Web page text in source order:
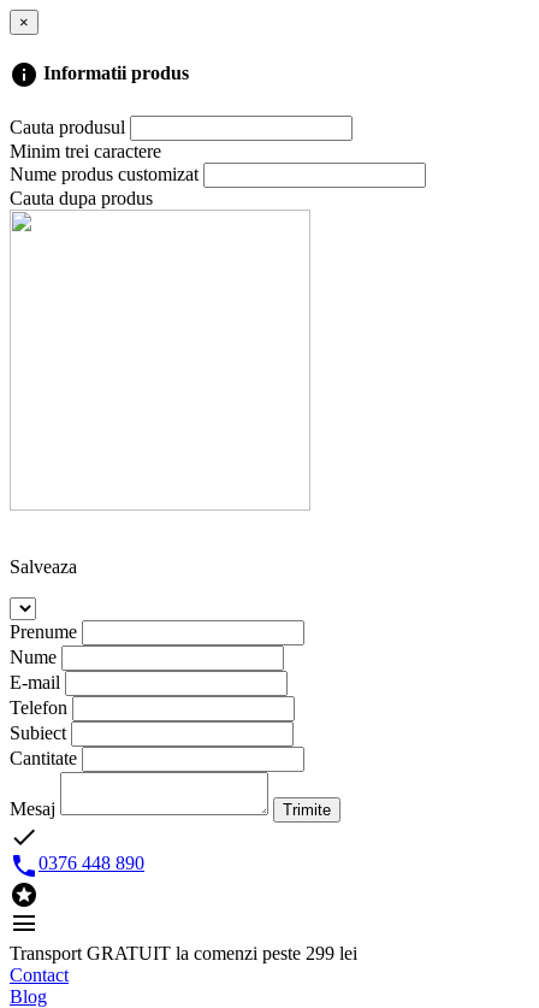
×
info Informatii produs
Cauta produsul
Minim trei caractere
Nume produs customizat
Cauta dupa produs
Salveaza
Prenume
Nume
E-mail
Telefon
Subiect
Cantitate
Mesaj Trimite
done
0376 448 890

menu
Transport GRATUIT la comenzi peste 299 lei
Contact
Blog